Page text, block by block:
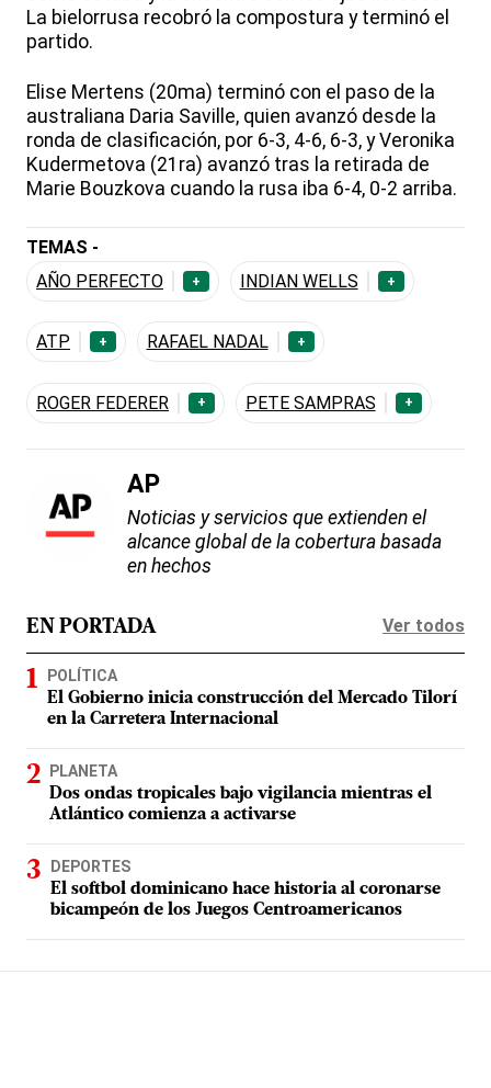
La bielorrusa recobró la compostura y terminó el
partido.
Elise Mertens (20ma) terminó con el paso de la
australiana Daria Saville, quien avanzó desde la
ronda de clasificación, por 6-3, 4-6, 6-3, y Veronika
Kudermetova (21ra) avanzó tras la retirada de
Marie Bouzkova cuando la rusa iba 6-4, 0-2 arriba.
TEMAS -
AÑO PERFECTO
+ INDIAN WELLS +
ATP + RAFAEL NADAL +
ROGER FEDERER + PETE SAMPRAS +
AP
Noticias y servicios que extienden el
alcance global de la cobertura basada
en hechos
EN PORTADA Ver todos
POLÍTICA
El Gobierno inicia construcción del Mercado Tilorí
en la Carretera Internacional
PLANETA
Dos ondas tropicales bajo vigilancia mientras el
Atlántico comienza a activarse
DEPORTES
El softbol dominicano hace historia al coronarse
bicampeón de los Juegos Centroamericanos